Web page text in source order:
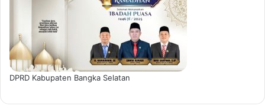
DPRD Kabupaten Bangka Selatan